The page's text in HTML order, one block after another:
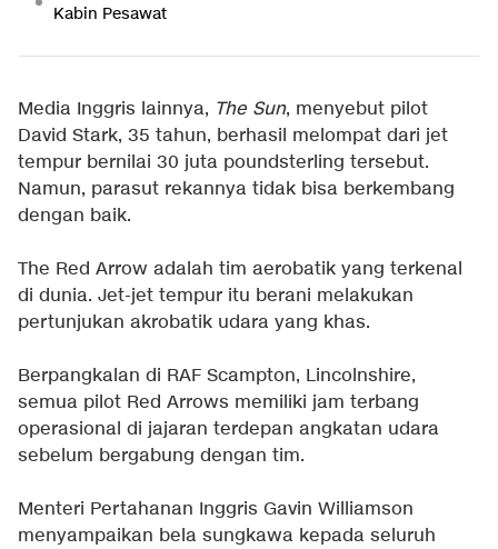
Kabin Pesawat
Media Inggris lainnya, The Sun, menyebut pilot
David Stark, 35 tahun, berhasil melompat dari jet
tempur bernilai 30 juta poundsterling tersebut.
Namun, parasut rekannya tidak bisa berkembang
dengan baik.
The Red Arrow adalah tim aerobatik yang terkenal
di dunia. Jet-jet tempur itu berani melakukan
pertunjukan akrobatik udara yang khas.
Berpangkalan di RAF Scampton, Lincolnshire,
semua pilot Red Arrows memiliki jam terbang
operasional di jajaran terdepan angkatan udara
sebelum bergabung dengan tim.
Menteri Pertahanan Inggris Gavin Williamson
menyampaikan bela sungkawa kepada seluruh